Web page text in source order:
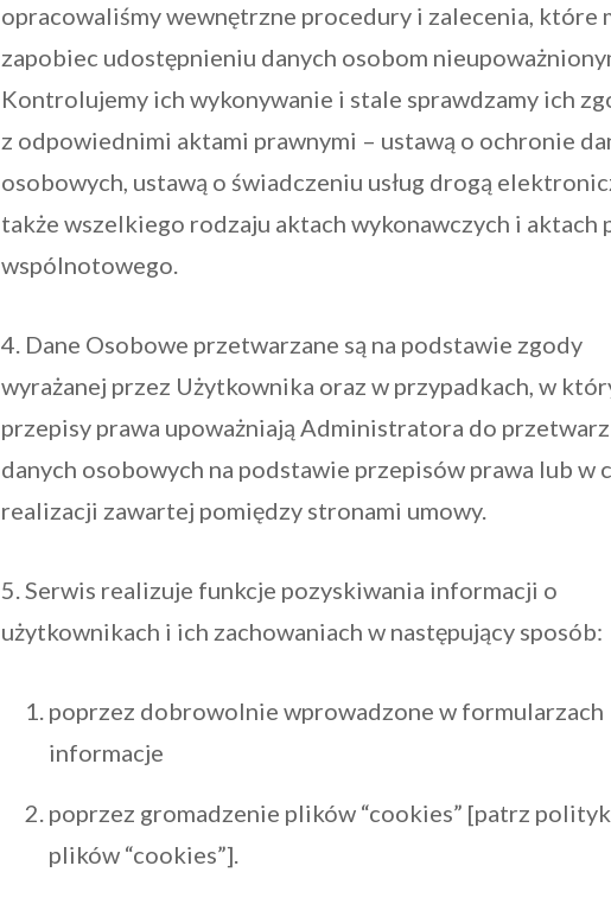
opracowaliśmy wewnętrzne procedury i zalecenia, które
zapobiec udostępnieniu danych osobom
Kontrolujemy ich wykonywanie i stale sprawdzamy ich
z odpowiednimi aktami prawnymi – ustawą o ochronie
osobowych, ustawą o świadczeniu usług drogą
także wszelkiego rodzaju aktach wykonawczych i aktach
wspólnotowego.
4. Dane Osobowe przetwarzane są na podstawie zgody
wyrażanej przez Użytkownika oraz w przypadkach, w
przepisy prawa upoważniają Administratora do
danych osobowych na podstawie przepisów prawa lub w
realizacji zawartej pomiędzy stronami umowy.
5. Serwis realizuje funkcje pozyskiwania informacji o
użytkownikach i ich zachowaniach w następujący sposób:
poprzez dobrowolnie wprowadzone w formularzach
informacje
poprzez gromadzenie plików “cookies” [patrz
plików “cookies”].